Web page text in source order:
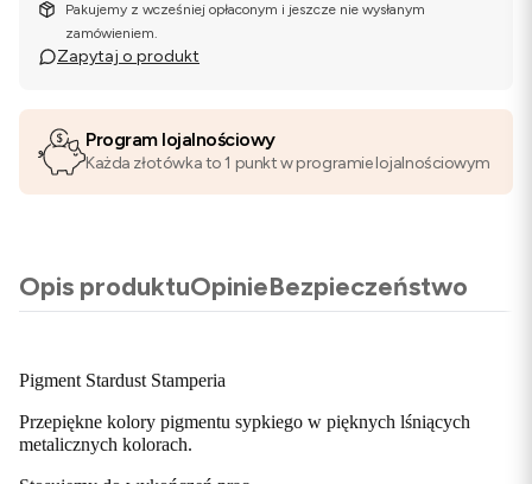
Pakujemy z wcześniej opłaconym i jeszcze nie wysłanym
zamówieniem.
Zapytaj o produkt
Program lojalnościowy
Każda złotówka to 1 punkt w programie lojalnościowym
Opis produktuOpinieBezpieczeństwo
Pigment Stardust Stamperia
Przepiękne kolory pigmentu sypkiego w pięknych lśniących
metalicznych kolorach.